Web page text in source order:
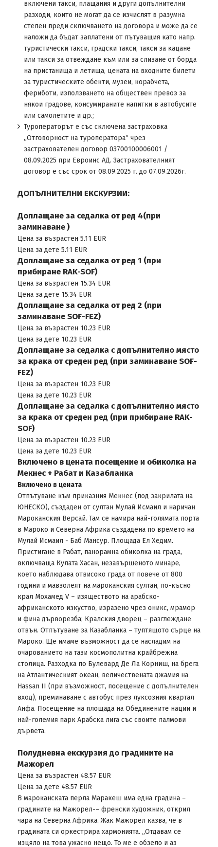
включени такси, плащания и други допълнителни
разходи, които не могат да се изчислят в разумна
степен преди сключването на договора и може да се
наложи да бъдат заплатени от пътуващия като напр.
туристически такси, градски такси, такси за кацане
или такси за отвеждане към или за слизане от борда
на пристанища и летища, цената на входните билети
за туристическите обекти, музеи, корабчета,
фериботи, използването на обществен превоз за
някои градове, консумираните напитки в автобусите
или самолетите и др.;
Туроператорът е със сключена застраховка
„Отговорност на туроператора“ чрез
застрахователен договор 03700100006001 /
08.09.2025 при Евроинс АД. Застрахователният
договор е със срок от 08.09.2025 г. до 07.09.2026г.
ДОПЪЛНИТЕЛНИ ЕКСКУРЗИИ:
Доплащане за седалка от ред 4(при
заминаване )
Цена за възрастен 5.11 EUR
Цена за дете 5.11 EUR
Доплащане за седалка от ред 1 (при
прибиране RAK-SOF)
Цена за възрастен 15.34 EUR
Цена за дете 15.34 EUR
Доплащане за седалка от ред 2 (при
заминаване SOF-FEZ)
Цена за възрастен 10.23 EUR
Цена за дете 10.23 EUR
Доплащане за седалка с допълнително място
за крака от среден ред (при заминаване SOF-
FEZ)
Цена за възрастен 10.23 EUR
Цена за дете 10.23 EUR
Доплащане за седалка с допълнително място
за крака от среден ред (при прибиране RAK-
SOF)
Цена за възрастен 10.23 EUR
Цена за дете 10.23 EUR
Включено в цената посещение и обиколка на
Мекнес + Рабат и Казабланка
Включено в цената
Отпътуване към приказния Мекнес (под закрилата на
ЮНЕСКО), създаден от султан Мулай Исмаил и наричан
Мароканския Версай. Там се намира най-голямата порта
в Мароко и Северна Африка създадена по времето на
Мулай Исмаил - Баб Мансур. Площада Ел Хедим.
Пристигане в Рабат, панорамна обиколка на града,
включваща Кулата Хасан, незавършеното минаре,
което наблюдава отвисоко града от повече от 800
години и мавзолеят на мароканския султан, по-късно
крал Мохамед V – изяществото на арабско-
африканското изкуство, изразено чрез оникс, мрамор
и фина дърворезба; Кралския дворец – разглеждане
отвън. Отпътуване за Казабланка – туптящото сърце на
Мароко. Ще имаме възможност да се насладим на
очарованието на тази космополитна крайбрежна
столица. Разходка по Булевард Де Ла Корниш, на брега
на Атлантическият океан, величествената джамия на
Hassan II (при възможност, посещение с допълнителен
вход), преминаване с автобус през луксозния квартал
Анфа. Посещение на площада на Обединените нации и
най-големия парк Арабска лига със своите палмови
дървета.
Полудневна екскурзия до градините на
Мажорел
Цена за възрастен 48.57 EUR
Цена за дете 48.57 EUR
В мароканската перла Маракеш има една градина –
градините на Мажорел-– френски художник, открил
чара на Северна Африка. Жак Мажорел казва, че в
градината си оркестрира хармонията. „Отдавам се
изцяло на това ужасно нещо. То ме е обзело и аз